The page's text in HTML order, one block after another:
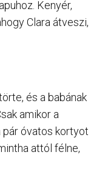
Kenyér,
Clara átveszi,
és a babának
amikor a
óvatos kortyot
attól félne,